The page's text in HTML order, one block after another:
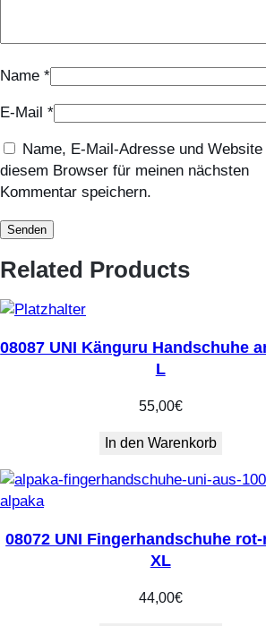
-
J
a
r
e
Ö
o
e
i
s
i
M
Name *
E-Mail *
Name, E-Mail-Adresse und Website
diesem Browser für meinen nächsten
Kommentar speichern.
Related Products
08087 UNI Känguru Handschuhe
L
55,00€
In den Warenkorb
08072 UNI Fingerhandschuhe
XL
44,00€